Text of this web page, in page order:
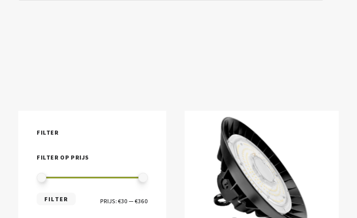
zoeken
FILTER
FILTER OP PRIJS
FILTER PRIJS: €30 — €360